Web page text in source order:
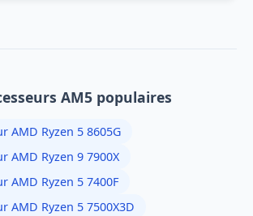
AM5 populaires
AMD Ryzen 5 8605G
AMD Ryzen 9 7900X
AMD Ryzen 5 7400F
AMD Ryzen 5 7500X3D